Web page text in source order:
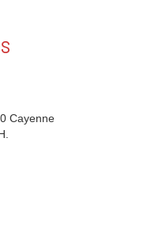
Cayenne